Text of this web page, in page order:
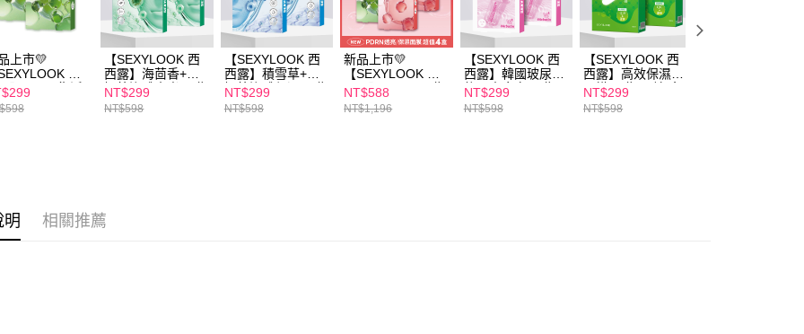
２．關於個人資料處理事宜，請瀏覽以下網址：
https://aftee.tw/terms/#terms3
３．未成年的使用者請事先徵得法定代理人或監護人之同意方可使用
「AFTEE先享後付」，若未經同意申辦者引起之損失，本公司不負相關責
任。
４．使用「AFTEE先享後付」時，將依據個別帳號之用戶狀況，依本公司
即時審查核予不同之上限額度；若仍有額度不足之情形，本公司將視審查
付款後7-11取貨
每筆NT$100，滿NT$600(含以上)免運費
宅配
每筆NT$100，滿NT$600(含以上)免運費
上市💛
西
】PDRN復活
濕面膜(5入/
買一送一
【SEXYLOOK 西
西露】海茴香+牛
奶外泌體水光面膜
(4片/盒) 買一送一
NT$299
NT$598
【SEXYLOOK 西
西露】積雪草+牛
奶外泌體保濕面膜
(4片/盒) 買一送一
NT$299
NT$598
新品上市💛
【SEXYLOOK 西
西露】PDRN面膜4
盒組_復活草/山茶
花(5入/盒)x任選
NT$588
NT$1,196
【SEXYLOOK 西
西露】韓國玻尿酸
熊果素亮白面膜(5
入/盒) 買一送一
NT$299
NT$598
【SEXYLOOK 西
西露】高效保濕雙
耳掛面膜(10片/盒)
買一送一
NT$299
NT$598
明 相關推薦